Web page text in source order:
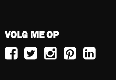
VOLG ME OP
VolgVolgVolgVolgVolg